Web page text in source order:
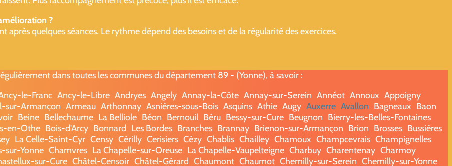
?
après quelques séances. Le rythme dépend des besoins et de la régularité des exercices.
dans toutes les communes du département 89 - (Yonne), à savoir :
le-Franc Ancy-le-Libre Andryes Angely Annay-la-Côte Annay-sur-Serein Annéot Annoux Appoigny
sur-Armançon Armeau Arthonnay Asnières-sous-Bois Asquins Athie Augy Auxerre Avallon Bagneaux Baon
Beine Bellechaume La Belliole Béon Bernouil Béru Bessy-sur-Cure Beugnon Bierry-les-Belles-Fontaines
en-Othe Bois-d'Arcy Bonnard Les Bordes Branches Brannay Brienon-sur-Armançon Brion Brosses Bussières
La Celle-Saint-Cyr Censy Cérilly Cerisiers Cézy Chablis Chailley Chamoux Champcevrais Champignelles
sur-Yonne Chamvres La Chapelle-sur-Oreuse La Chapelle-Vaupelteigne Charbuy Charentenay Charmoy
sur-Cure Châtel-Censoir Châtel-Gérard Chaumont Chaumot Chemilly-sur-Serein Chemilly-sur-Yonne